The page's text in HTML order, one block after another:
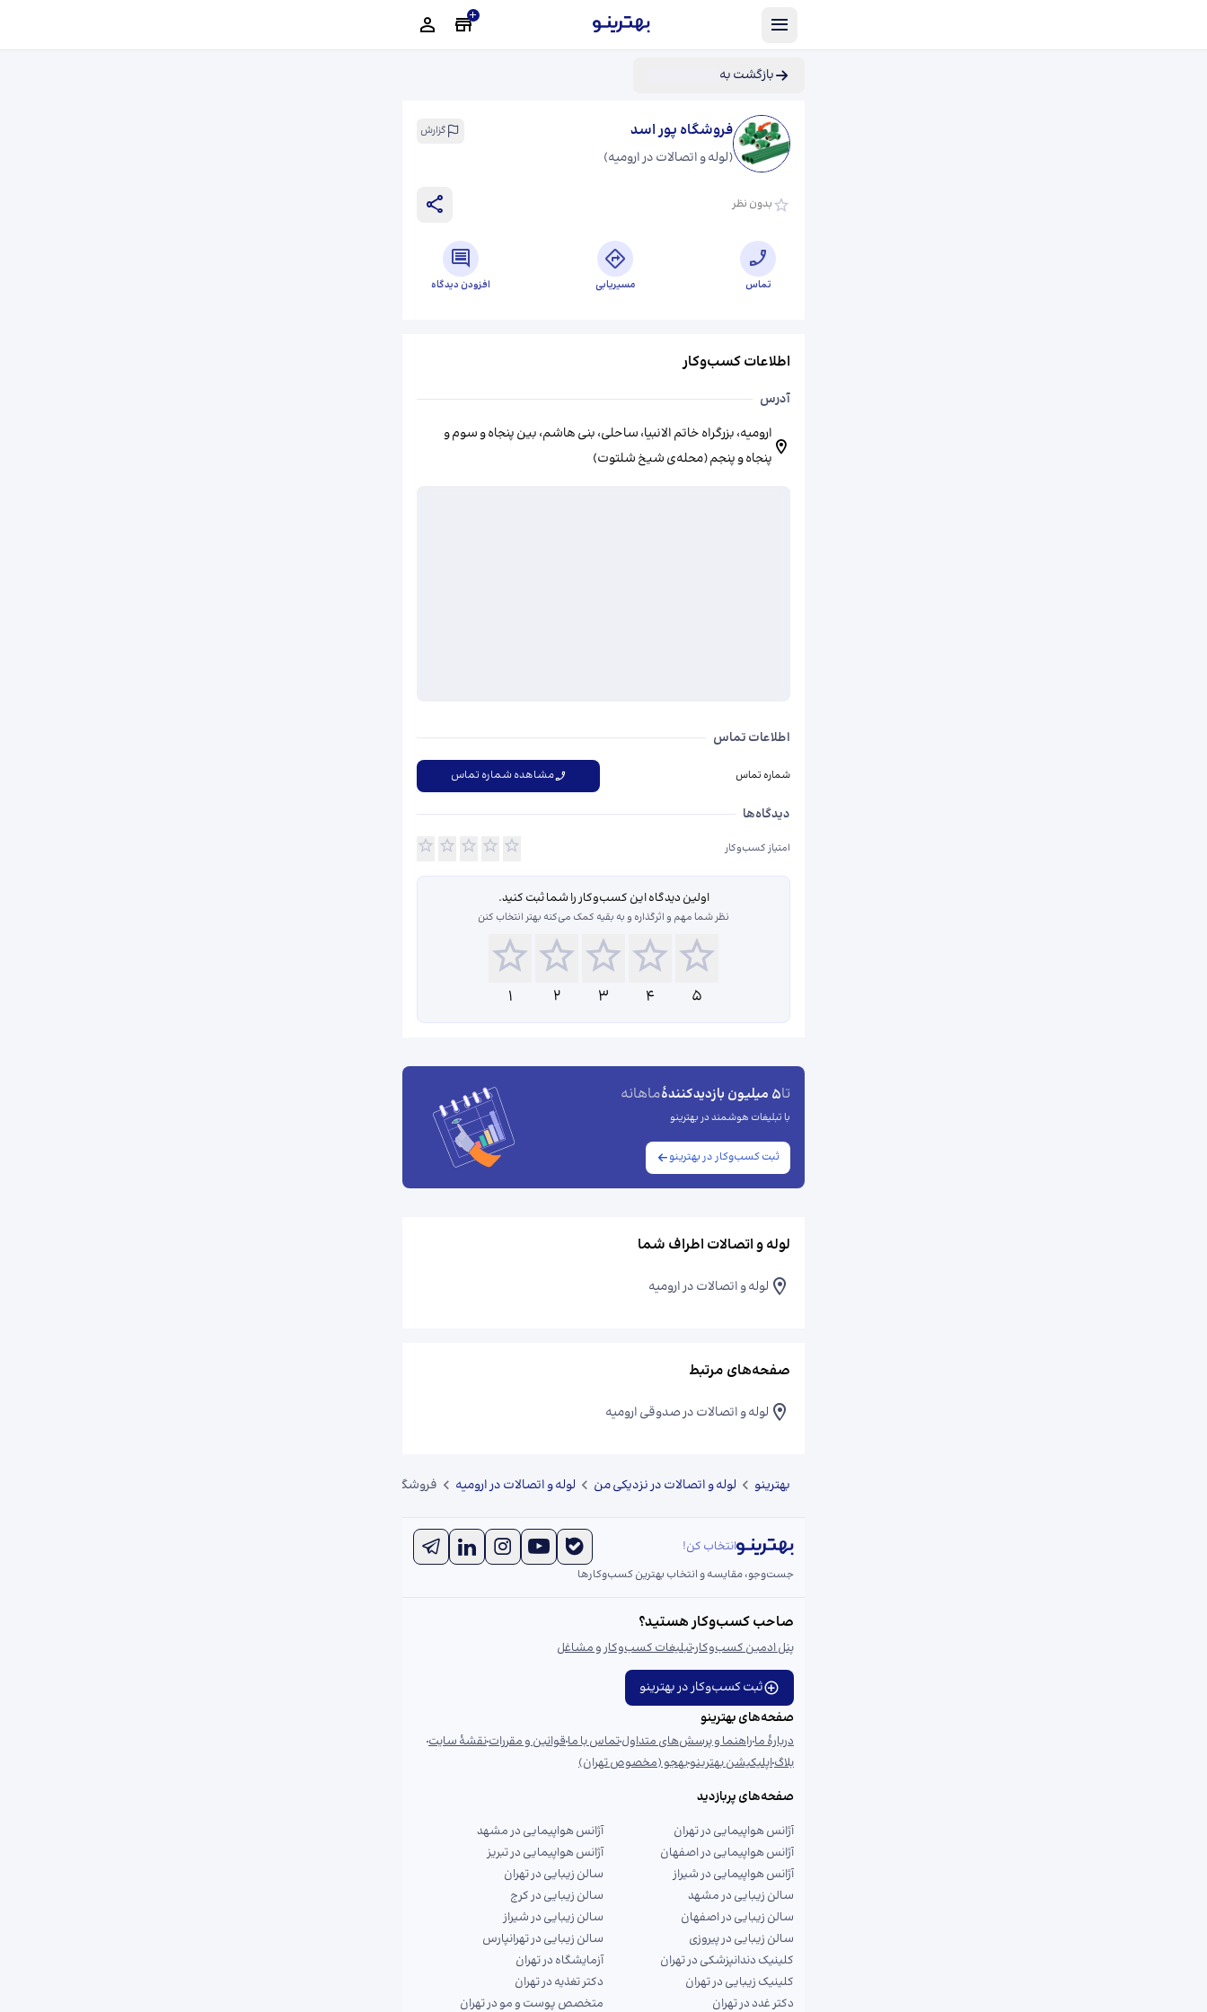
بازگشت به
فروشگاه پور اسد گزارش
(لوله و اتصالات در ارومیه)
بدون نظر
تماس مسیریابی افزودن دیدگاه
اطلاعات کسب‌وکار
آدرس
ارومیه، بزرگراه خاتم الانبیا، ساحلی، بنی هاشم، بین پنجاه و سوم و
پنجاه و پنجم (محله‌ی شیخ شلتوت)
اطلاعات تماس
شماره تماس مشاهده شماره تماس
دیدگاه‌ها درباره فروشگاه پور اسد
دیدگاه‌ها
امتیاز کسب‌وکار
اولین دیدگاه این کسب‌و‌کار را شما ثبت کنید.
نظر شما مهم و اثرگذاره و به بقیه کمک می‌کنه بهتر انتخاب کنن
1 2 3 4 5
تا5 میلیون بازدیدکنندهٔ ماهانه
با تبلیغات هوشمند در بهترینو
ثبت کسب‌وکار در بهترینو
لوله و اتصالات اطراف شما
لوله و اتصالات در ارومیه
صفحه‌های مرتبط
لوله و اتصالات در صدوقی ارومیه
بهترینو لوله و اتصالات در نزدیکی من لوله و اتصالات در ارومیه فروشگاه پور اسد
انتخاب کن!
جست‌و‌جو، مقایسه و انتخاب بهترین کسب‌وکارها
صاحب کسب‌وکار هستید؟
پنل ادمین کسب‌وکارتبلیغات کسب‌وکار و مشاغل
ثبت کسب‌وکار در بهترینو
صفحه‌های بهترینو
دربارهٔ ماراهنما و پرسش‌های متداولتماس با ماقوانین و مقرراتنقشهٔ سایت
بلاگاپلیکیشن بهترینوبهجو (مخصوص تهران)
صفحه‌های پربازدید
آژانس هواپیمایی در تهران
آژانس هواپیمایی در مشهد
آژانس هواپیمایی در اصفهان
آژانس هواپیمایی در تبریز
آژانس هواپیمایی در شیراز
سالن زیبایی در تهران
سالن زیبایی در مشهد
سالن زیبایی در کرج
سالن زیبایی در اصفهان
سالن زیبایی در شیراز
سالن زیبایی در پیروزی
سالن زیبایی در تهرانپارس
کلینیک دندانپزشکی در تهران
آزمایشگاه در تهران
کلینیک زیبایی در تهران
دکتر تغذیه در تهران
دکتر غدد در تهران
متخصص پوست و مو در تهران